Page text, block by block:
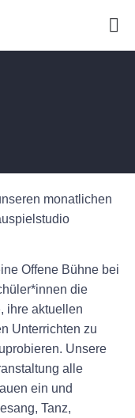
monatlichen
Offene Bühne bei
die
ihre aktuellen
Unterrichten zu
Unsere
alle
ein und
Tanz,